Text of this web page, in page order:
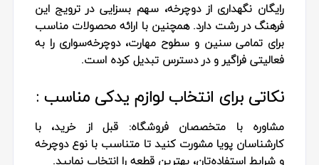
رایگان نگهداری از دوچرخه، سهم بسزایی در ترویج این
فرهنگ در رشت دارد. همچنین با ارائه محصولات مناسب
برای تمامی سنین و سطوح مهارت، دوچرخه‌سواری را به
فعالیتی فراگیر و در دسترس تبدیل کرده است.
نکاتی برای انتخاب لوازم یدکی مناسب :
مشاوره با متخصصان فروشگاه: قبل از خرید، با
کارشناسان پویا مشورت کنید تا متناسب با نوع دوچرخه
و شرایط استفاده‌تان، بهترین قطعه را انتخاب نمایید.